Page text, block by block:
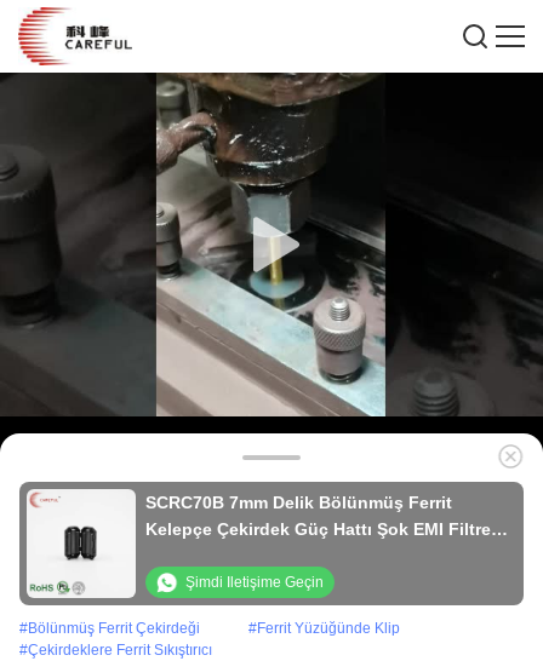
SCRC70B 7mm Delik Bölünmüş Ferrit
Kelepçe Çekirdek Güç Hattı Şok EMI Filtresi
Şimdi Iletişime Geçin
#Bölünmüş Ferrit Çekirdeği #Ferrit Yüzüğünde Klip
#Çekirdeklere Ferrit Sıkıştırıcı